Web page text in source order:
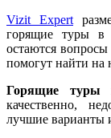
Vizit Expert
горящие туры
остаются
помогут найти на
Горящие туры
качественно,
лучшие варианты